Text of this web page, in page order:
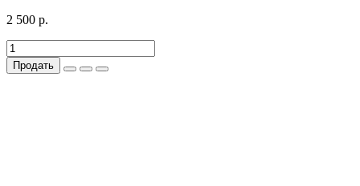
2 500 р.
Продать